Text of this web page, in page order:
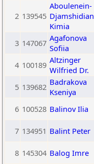
2 139545
Aboulenein-
Djamshidian
Kimia
3 147067 Agafonova
Sofiia
4 100189 Altzinger
Wilfried Dr.
5 139682 Badrakova
Kseniya
6 100528 Balinov Ilia
7 134951 Balint Peter
8 145304 Balog Imre